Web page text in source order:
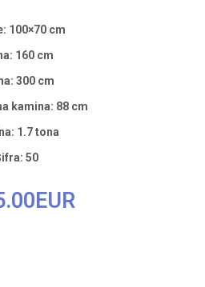
100×70 cm
160 cm
300 cm
kamina: 88 cm
1.7 tona
50